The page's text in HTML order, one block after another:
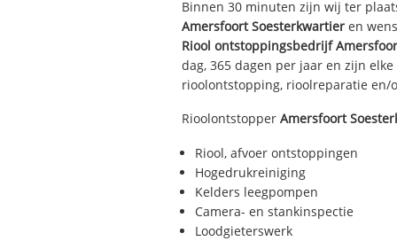
Binnen 30 minuten zijn wij ter
Amersfoort Soesterkwartier en
Riool ontstoppingsbedrijf
dag, 365 dagen per jaar en zijn
rioolontstopping, rioolreparatie en/
Rioolontstopper Amersfoort
Riool, afvoer ontstoppingen
Hogedrukreiniging
Kelders leegpompen
Camera- en stankinspectie
Loodgieterswerk